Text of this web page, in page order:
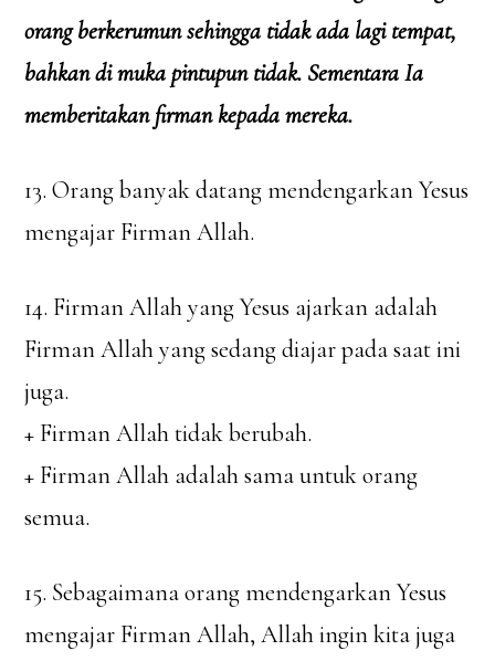
orang berkerumun sehingga tidak ada lagi tempat,
bahkan di muka pintupun tidak. Sementara Ia
memberitakan firman kepada mereka.
13. Orang banyak datang mendengarkan Yesus
mengajar Firman Allah.
14. Firman Allah yang Yesus ajarkan adalah
Firman Allah yang sedang diajar pada saat ini
juga.
+ Firman Allah tidak berubah.
+ Firman Allah adalah sama untuk orang
semua.
15. Sebagaimana orang mendengarkan Yesus
mengajar Firman Allah, Allah ingin kita juga